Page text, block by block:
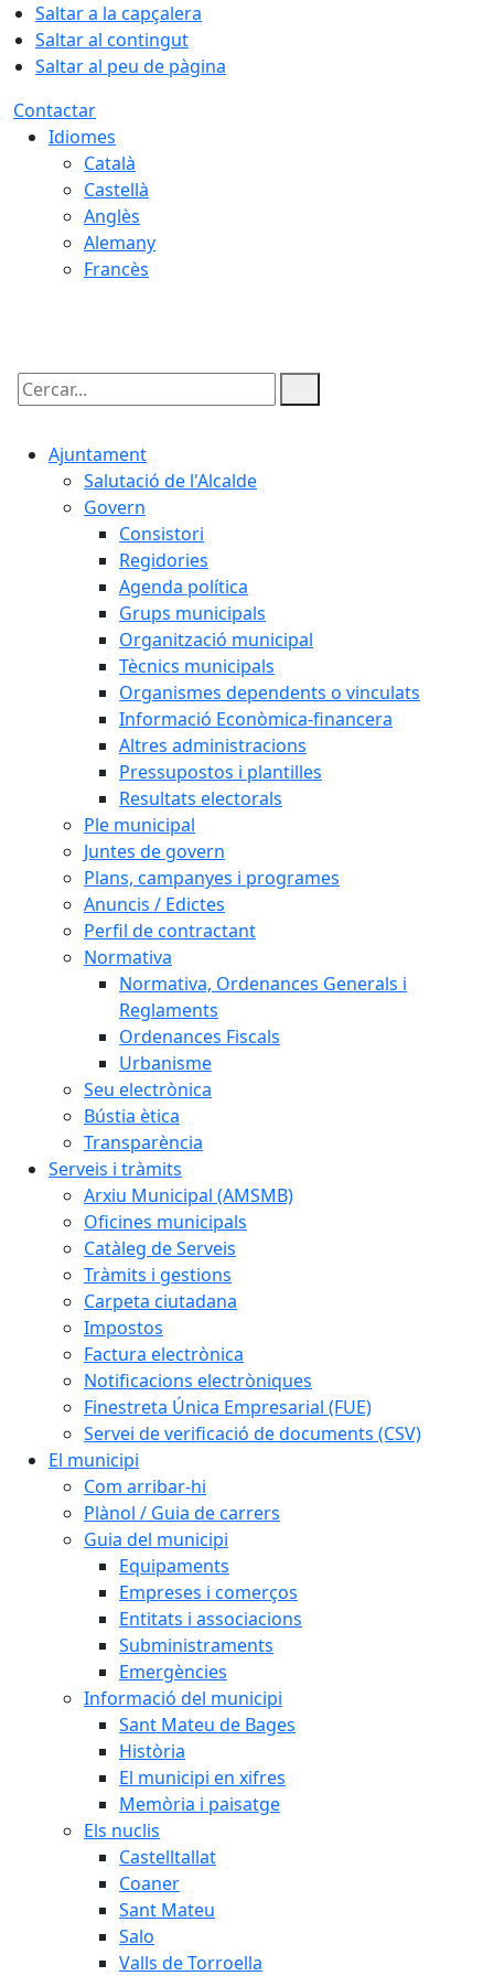
Saltar a la capçalera
Saltar al contingut
Saltar al peu de pàgina
Contactar
Idiomes
Català
Castellà
Anglès
Alemany
Francès
Cercar:
Ajuntament
Salutació de l'Alcalde
Govern
Consistori
Regidories
Agenda política
Grups municipals
Organització municipal
Tècnics municipals
Organismes dependents o vinculats
Informació Econòmica-financera
Altres administracions
Pressupostos i plantilles
Resultats electorals
Ple municipal
Juntes de govern
Plans, campanyes i programes
Anuncis / Edictes
Perfil de contractant
Normativa
Normativa, Ordenances Generals i
Reglaments
Ordenances Fiscals
Urbanisme
Seu electrònica
Bústia ètica
Transparència
Serveis i tràmits
Arxiu Municipal (AMSMB)
Oficines municipals
Catàleg de Serveis
Tràmits i gestions
Carpeta ciutadana
Impostos
Factura electrònica
Notificacions electròniques
Finestreta Única Empresarial (FUE)
Servei de verificació de documents (CSV)
El municipi
Com arribar-hi
Plànol / Guia de carrers
Guia del municipi
Equipaments
Empreses i comerços
Entitats i associacions
Subministraments
Emergències
Informació del municipi
Sant Mateu de Bages
Història
El municipi en xifres
Memòria i paisatge
Els nuclis
Castelltallat
Coaner
Sant Mateu
Salo
Valls de Torroella